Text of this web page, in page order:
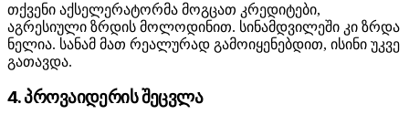
თქვენი აქსელერატორმა მოგცათ კრედიტები,
აგრესიული ზრდის მოლოდინით. სინამდვილეში კი ზრდა
ნელია. სანამ მათ რეალურად გამოიყენებდით, ისინი უკვე
გათავდა.
4. პროვაიდერის შეცვლა